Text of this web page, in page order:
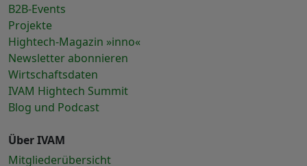
B2B-Events
Projekte
Hightech-Magazin »inno«
Newsletter abonnieren
Wirtschaftsdaten
IVAM Hightech Summit
Blog und Podcast
Über IVAM
Mitgliederübersicht